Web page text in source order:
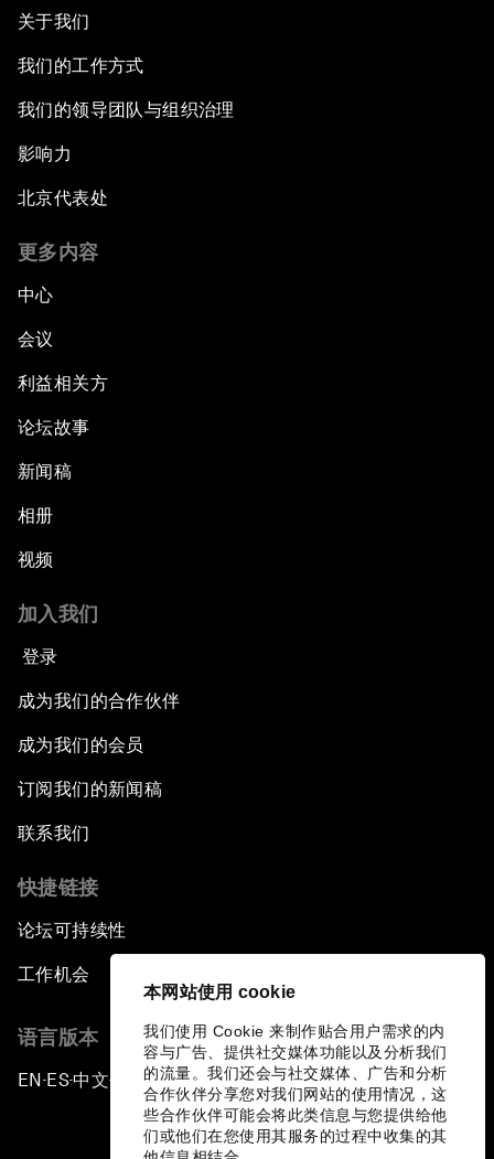
本网站使用 cookie
我们使用 Cookie 来制作贴合用户需求的内
容与广告、提供社交媒体功能以及分析我们
的流量。我们还会与社交媒体、广告和分析
合作伙伴分享您对我们网站的使用情况，这
些合作伙伴可能会将此类信息与您提供给他
们或他们在您使用其服务的过程中收集的其
关于我们
我们的工作方式
我们的领导团队与组织治理
影响力
北京代表处
更多内容
中心
会议
利益相关方
论坛故事
新闻稿
相册
视频
加入我们
登录
成为我们的合作伙伴
成为我们的会员
订阅我们的新闻稿
联系我们
快捷链接
论坛可持续性
工作机会
语言版本
EN ▪ ES▪中文▪ 日本語